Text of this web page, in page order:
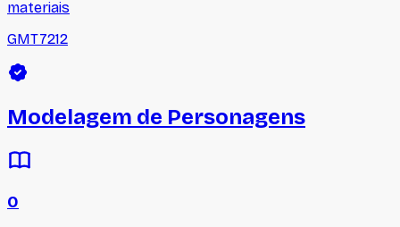
materiais
GMT7212
Modelagem de Personagens
0